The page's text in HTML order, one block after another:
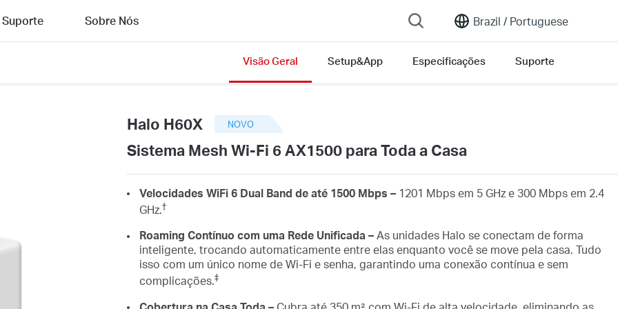
Brazil / Portuguese
Suporte Sobre Nós
Visão Geral Setup&App Especificações Suporte
Halo H60X NOVO
Sistema Mesh Wi-Fi 6 AX1500 para Toda a Casa
Velocidades WiFi 6 Dual Band de até 1500 Mbps – 1201 Mbps em 5 GHz e 300 Mbps em 2.4
GHz.†
Roaming Contínuo com uma Rede Unificada –As unidades Halo se conectam de forma
inteligente, trocando automaticamente entre elas enquanto você se move pela casa. Tudo
isso com um único nome de Wi-Fi e senha, garantindo uma conexão contínua e sem
complicações.‡